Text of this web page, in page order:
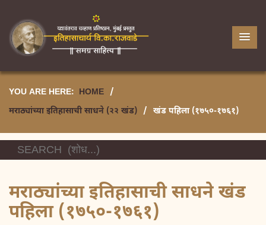
YOU ARE HERE: HOME /
मराठ्यांच्या इतिहासाची साधने (२२ खंड) / खंड पहिला (१७५०-१७६१)
मराठ्यांच्या इतिहासाची साधने खंड
पहिला (१७५०-१७६१)